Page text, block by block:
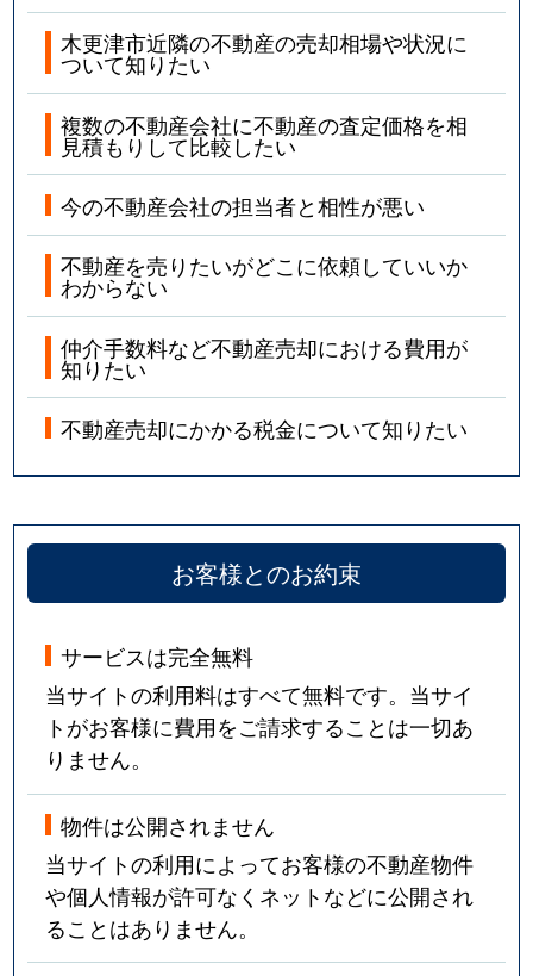
木更津市近隣の不動産の売却相場や状況に
ついて知りたい
複数の不動産会社に不動産の査定価格を相
見積もりして比較したい
今の不動産会社の担当者と相性が悪い
不動産を売りたいがどこに依頼していいか
わからない
仲介手数料など不動産売却における費用が
知りたい
不動産売却にかかる税金について知りたい
お客様とのお約束
サービスは完全無料
当サイトの利用料はすべて無料です。当サイ
トがお客様に費用をご請求することは一切あ
りません。
物件は公開されません
当サイトの利用によってお客様の不動産物件
や個人情報が許可なくネットなどに公開され
ることはありません。